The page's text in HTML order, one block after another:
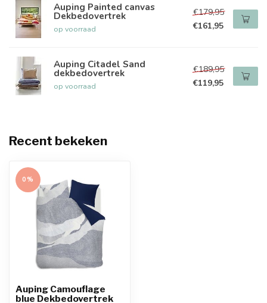
Auping Painted canvas
Dekbedovertrek
op voorraad
€179,95
€161,95
Auping Citadel Sand
dekbedovertrek
op voorraad
€189,95
€119,95
Recent bekeken
0%
Auping Camouflage
blue Dekbedovertrek